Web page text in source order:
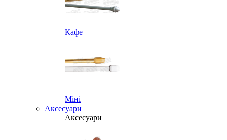
Кафе
Міні
Аксесуари
Аксесуари